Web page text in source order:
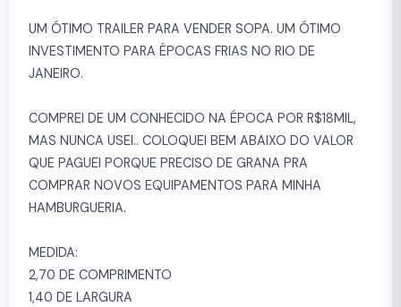
UM ÓTIMO TRAILER PARA VENDER SOPA. UM ÓTIMO
INVESTIMENTO PARA ÉPOCAS FRIAS NO RIO DE
JANEIRO.
COMPREI DE UM CONHECIDO NA ÉPOCA POR R$18MIL,
MAS NUNCA USEI.. COLOQUEI BEM ABAIXO DO VALOR
QUE PAGUEI PORQUE PRECISO DE GRANA PRA
COMPRAR NOVOS EQUIPAMENTOS PARA MINHA
HAMBURGUERIA.
MEDIDA:
2,70 DE COMPRIMENTO
1,40 DE LARGURA